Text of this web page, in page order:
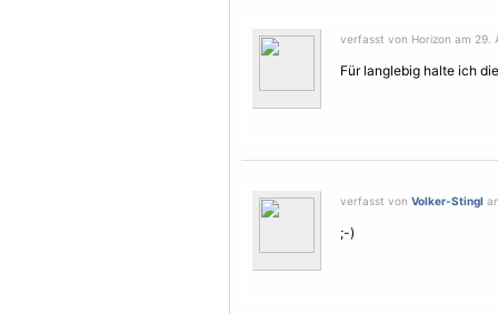
verfasst von Horizon am 29.
Für langlebig halte ich
verfasst von Volker-Stingl
;-)